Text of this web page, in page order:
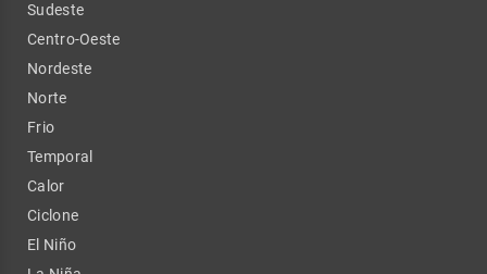
Sudeste
Centro-Oeste
Nordeste
Norte
Frio
Temporal
Calor
Ciclone
El Niño